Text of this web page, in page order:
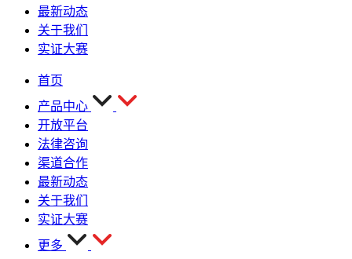
最新动态
关于我们
实证大赛
首页
产品中心
开放平台
法律咨询
渠道合作
最新动态
关于我们
实证大赛
更多